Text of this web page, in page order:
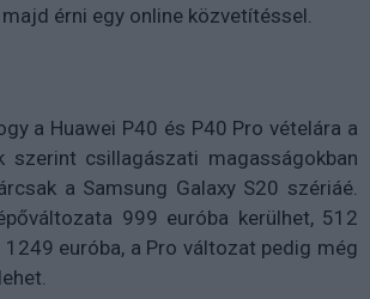
érni egy online közvetítéssel.
a Huawei P40 és P40 Pro vételára a
szerint csillagászati magasságokban
a Samsung Galaxy S20 szériáé.
999 euróba kerülhet, 512
1249 euróba, a Pro változat pedig még